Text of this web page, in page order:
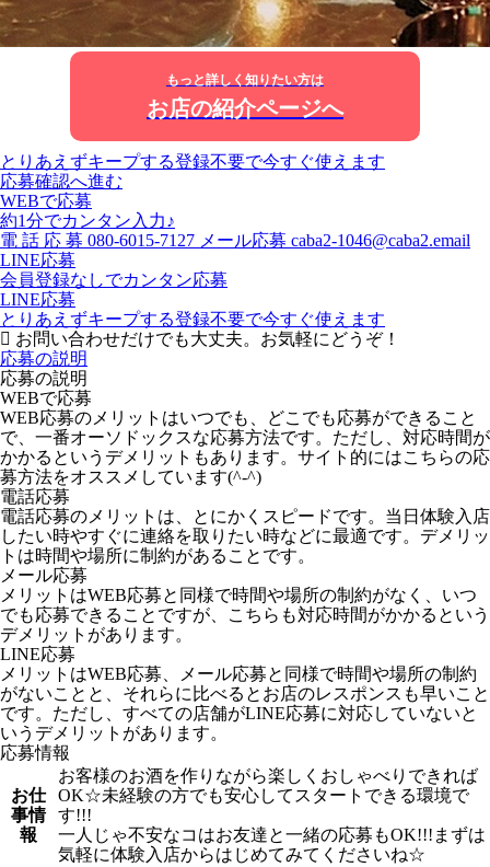
もっと詳しく知りたい方は
お店の紹介ページへ
とりあえずキープする登録不要で今すぐ使えます
応募確認へ進む
WEBで応募
約1分でカンタン入力♪
電 話 応 募 080-6015-7127 メール応募 caba2-1046@caba2.email
LINE応募
会員登録なしでカンタン応募
LINE応募
とりあえずキープする登録不要で今すぐ使えます
お問い合わせだけでも大丈夫。お気軽にどうぞ！
応募の説明
応募の説明
WEBで応募
WEB応募のメリットはいつでも、どこでも応募ができること
で、一番オーソドックスな応募方法です。ただし、対応時間が
かかるというデメリットもあります。サイト的にはこちらの応
募方法をオススメしています(^-^)
電話応募
電話応募のメリットは、とにかくスピードです。当日体験入店
したい時やすぐに連絡を取りたい時などに最適です。デメリッ
トは時間や場所に制約があることです。
メール応募
メリットはWEB応募と同様で時間や場所の制約がなく、いつ
でも応募できることですが、こちらも対応時間がかかるという
デメリットがあります。
LINE応募
メリットはWEB応募、メール応募と同様で時間や場所の制約
がないことと、それらに比べるとお店のレスポンスも早いこと
です。ただし、すべての店舗がLINE応募に対応していないと
いうデメリットがあります。
応募情報
お仕
事情
報
お客様のお酒を作りながら楽しくおしゃべりできれば
OK☆未経験の方でも安心してスタートできる環境で
す!!!
一人じゃ不安なコはお友達と一緒の応募もOK!!!まずは
気軽に体験入店からはじめてみてくださいね☆